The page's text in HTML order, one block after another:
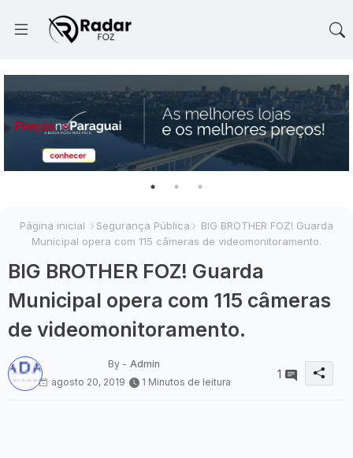
Página inicial Segurança Pública
BIG BROTHER FOZ! Guarda
Municipal opera com 115 câmeras de videomonitoramento.
BIG BROTHER FOZ! Guarda
Municipal opera com 115 câmeras
de videomonitoramento.
By - Admin
agosto 20, 2019
1 Minutos de leitura
1